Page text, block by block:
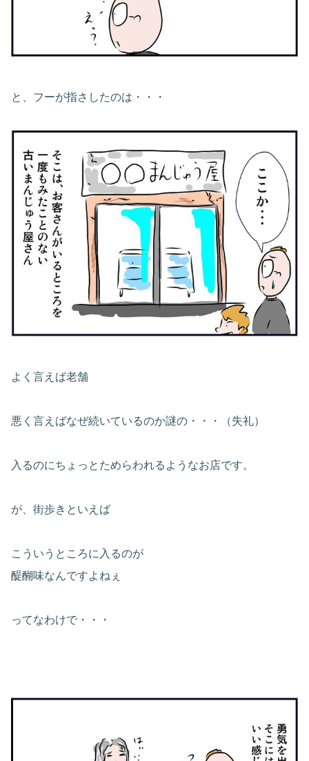
と、フーが指さしたのは・・・
よく言えば老舗
悪く言えばなぜ続いているのか謎の・・・（失礼）
入るのにちょっとためらわれるようなお店です。
が、街歩きといえば
こういうところに入るのが
醍醐味なんですよねぇ
ってなわけで・・・